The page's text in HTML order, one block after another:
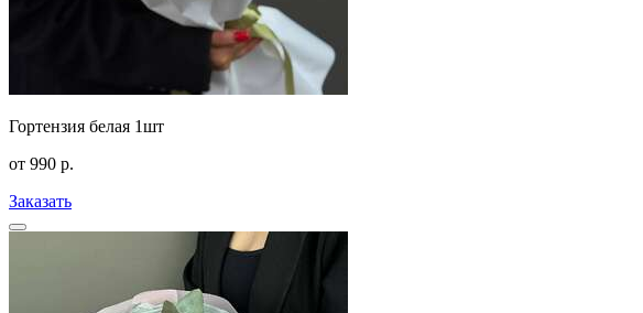
Гортензия белая 1шт
от 990 р.
Заказать